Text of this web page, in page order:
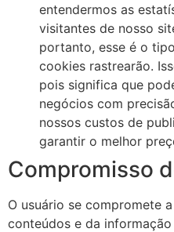
entendermos as
visitantes de nosso
portanto, esse é o
cookies rastrearão.
pois significa que
negócios com
nossos custos de
garantir o melhor
Compromisso
O usuário se compromete
conteúdos e da